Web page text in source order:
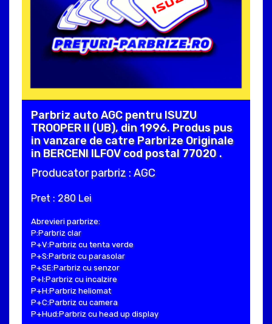
Parbriz auto AGC pentru ISUZU
TROOPER II (UB), din 1996. Produs pus
in vanzare de catre Parbrize Originale
in BERCENI ILFOV cod postal 77020 .
Producator parbriz : AGC
Pret : 280 Lei
Abrevieri parbrize:
P:Parbriz clar
P+V:Parbriz cu tenta verde
P+S:Parbriz cu parasolar
P+SE:Parbriz cu senzor
P+I:Parbriz cu incalzire
P+H:Parbriz heliomat
P+C:Parbriz cu camera
P+Hud:Parbriz cu head up display